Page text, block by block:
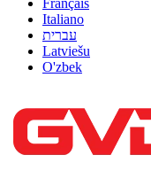
Français
Italiano
עברית
Latviešu
O'zbek